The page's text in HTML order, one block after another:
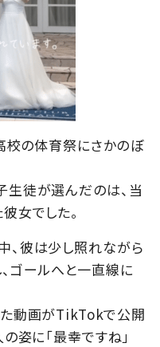
校の体育祭にさかのぼ
徒が選んだのは、当
女でした。
、彼は少し照れながら
ゴールへと一直線に
た動画がTikTokで公開
姿に「最幸ですね」